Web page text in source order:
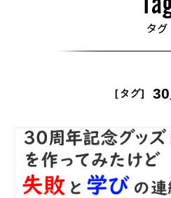
[タグ]